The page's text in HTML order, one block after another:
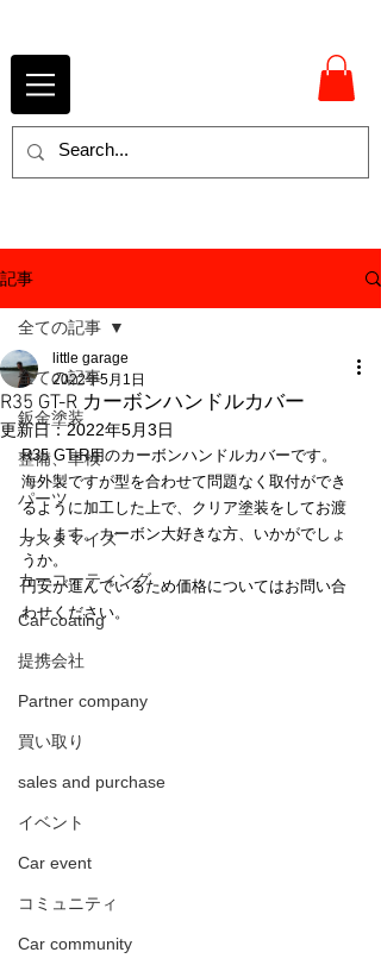
記事
全ての記事
鈑金塗装
整備、車検
パーツ
カスタマイズ
カーコーティング
Car coating
提携会社
Partner company
買い取り
sales and purchase
イベント
Car event
コミュニティ
Car community
全ての記事
R35 GT-R カーボンハンドルカバー
little garage
2022年5月1日
更新日：2022年5月3日
R35 GT-R用のカーボンハンドルカバーです。
海外製ですが型を合わせて問題なく取付ができ
るように加工した上で、クリア塗装をしてお渡
しします。カーボン大好きな方、いかがでしょ
うか。
円安が進んでいるため価格についてはお問い合
わせください。